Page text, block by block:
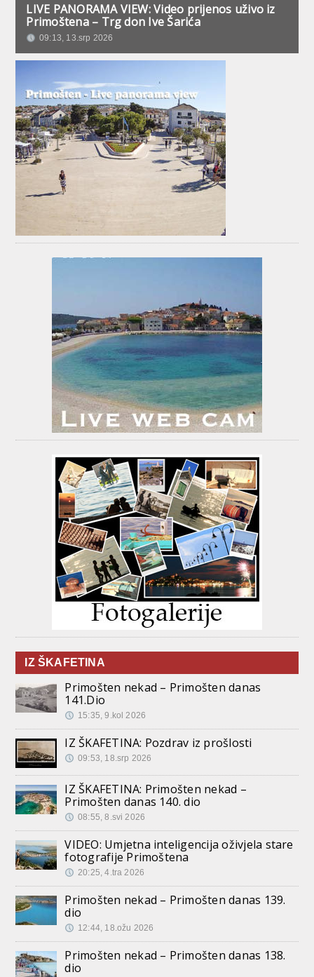
LIVE PANORAMA VIEW: Video prijenos uživo iz
Primoštena – Trg don Ive Šarića
09:13, 13.srp 2026
IZ ŠKAFETINA
Primošten nekad – Primošten danas
141.Dio
15:35, 9.kol 2026
IZ ŠKAFETINA: Pozdrav iz prošlosti
09:53, 18.srp 2026
IZ ŠKAFETINA: Primošten nekad –
Primošten danas 140. dio
08:55, 8.svi 2026
VIDEO: Umjetna inteligencija oživjela stare
fotografije Primoštena
20:25, 4.tra 2026
Primošten nekad – Primošten danas 139.
dio
12:44, 18.ožu 2026
Primošten nekad – Primošten danas 138.
dio